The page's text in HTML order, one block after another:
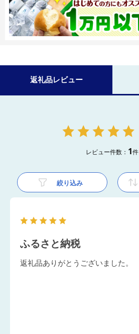
返礼品レビュー
レビュー件数： 1件
絞り込み
ふるさと納税
返礼品ありがとうございました。